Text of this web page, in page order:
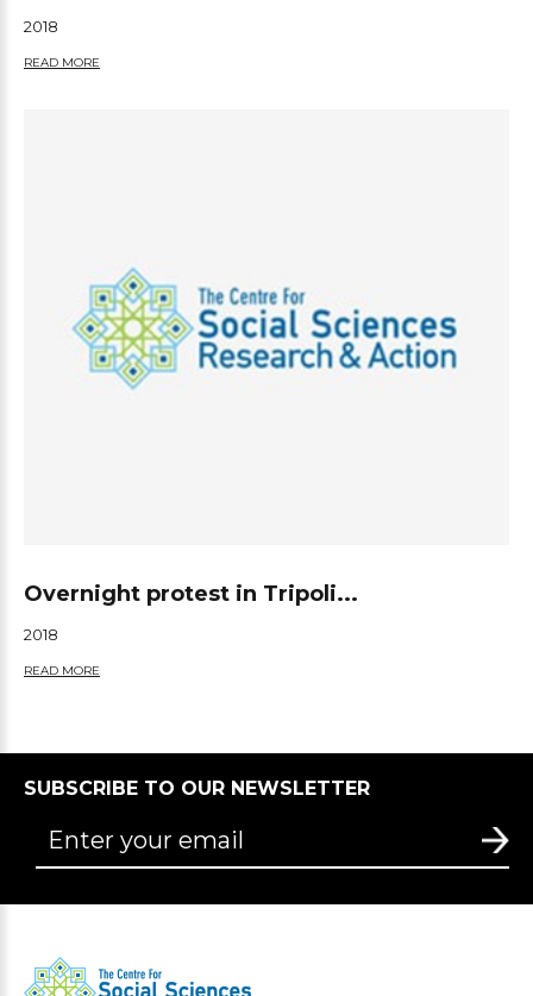
2018
READ MORE
Overnight protest in Tripoli...
2018
READ MORE
SUBSCRIBE TO OUR NEWSLETTER